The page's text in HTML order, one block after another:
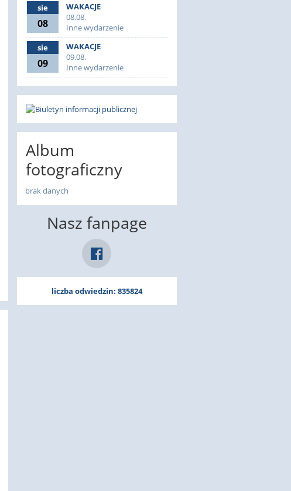
sie
08
WAKACJE
08.08.
Inne wydarzenie
sie
09
WAKACJE
09.08.
Inne wydarzenie
Album
fotograficzny
brak danych
Nasz fanpage
liczba odwiedzin: 835824